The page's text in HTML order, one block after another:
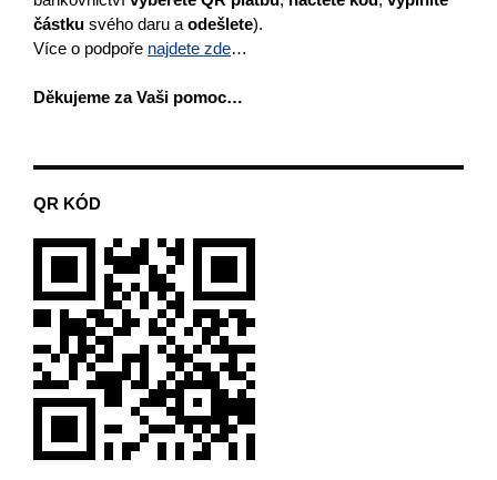
částku svého daru aodešlete).
Více o podpoře najdete zde…
Děkujeme za Vaši pomoc…
QR KÓD